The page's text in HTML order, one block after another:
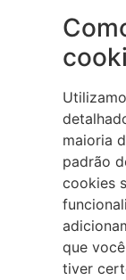
maioria
padrão
cookies
que
tiver